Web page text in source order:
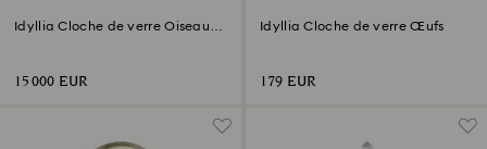
Idyllia Cloche de verre Oiseaux
15 000 EUR
Idyllia Cloche de verre Œufs
179 EUR